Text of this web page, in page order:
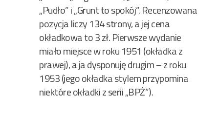
„Pudło” i „Grunt to spokój”. Recenzowana
pozycja liczy 134 strony, a jej cena
okładkowa to 3 zł. Pierwsze wydanie
miało miejsce w roku 1951 (okładka z
prawej), a ja dysponuję drugim – z roku
1953 (jego okładka stylem przypomina
niektóre okładki z serii „BPŻ”).